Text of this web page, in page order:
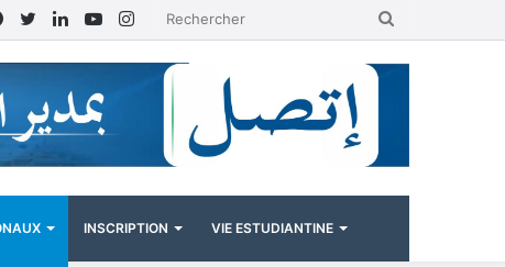
Instagram
YouTube
Linkedin
Twitter
Facebook
INSCRIPTION VIE ESTUDIANTINE